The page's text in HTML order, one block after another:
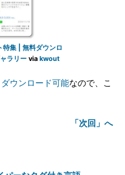
集 | 無料ダウンロ
ラリー via kwout
ウンロード可能なので、こ
「次回」へ